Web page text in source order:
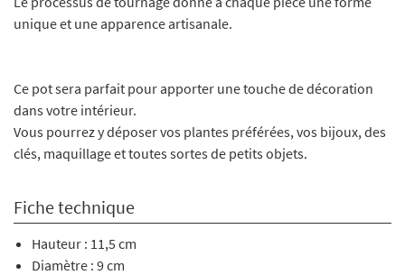
unique et une apparence artisanale.
Ce pot sera parfait pour apporter une touche de décoration
dans votre intérieur.
Vous pourrez y déposer vos plantes préférées, vos bijoux, des
clés, maquillage et toutes sortes de petits objets.
Fiche technique
Hauteur : 11,5 cm
Diamètre : 9 cm